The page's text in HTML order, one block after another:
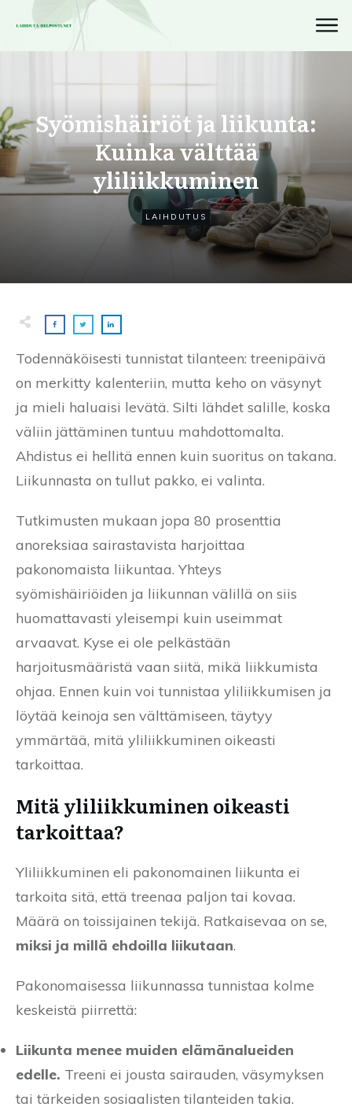
Syömishäiriöt ja liikunta:
Kuinka välttää
yliliikkuminen
LAIHDUTUS
Todennäköisesti tunnistat tilanteen: treenipäivä
on merkitty kalenteriin, mutta keho on väsynyt
ja mieli haluaisi levätä. Silti lähdet salille, koska
väliin jättäminen tuntuu mahdottomalta.
Ahdistus ei hellitä ennen kuin suoritus on takana.
Liikunnasta on tullut pakko, ei valinta.
Tutkimusten mukaan jopa 80 prosenttia
anoreksiaa sairastavista harjoittaa
pakonomaista liikuntaa. Yhteys
syömishäiriöiden ja liikunnan välillä on siis
huomattavasti yleisempi kuin useimmat
arvaavat. Kyse ei ole pelkästään
harjoitusmääristä vaan siitä, mikä liikkumista
ohjaa. Ennen kuin voi tunnistaa yliliikkumisen ja
löytää keinoja sen välttämiseen, täytyy
ymmärtää, mitä yliliikkuminen oikeasti
tarkoittaa.
Mitä yliliikkuminen oikeasti
tarkoittaa?
Yliliikkuminen eli pakonomainen liikunta ei
tarkoita sitä, että treenaa paljon tai kovaa.
Määrä on toissijainen tekijä. Ratkaisevaa on se,
miksi ja millä ehdoilla liikutaan.
Pakonomaisessa liikunnassa tunnistaa kolme
keskeistä piirrettä:
Liikunta menee muiden elämänalueiden
edelle. Treeni ei jousta sairauden, väsymyksen
tai tärkeiden sosiaalisten tilanteiden takia.